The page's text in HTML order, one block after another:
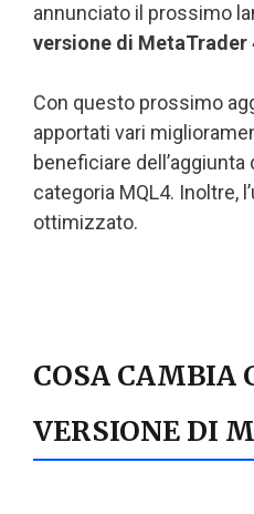
annunciato il prossimo
versione di MetaTrader
Con questo prossimo
apportati vari
beneficiare
categoria MQL4. Inoltre,
ottimizzato.
COSA CAMBIA
VERSIONE DI